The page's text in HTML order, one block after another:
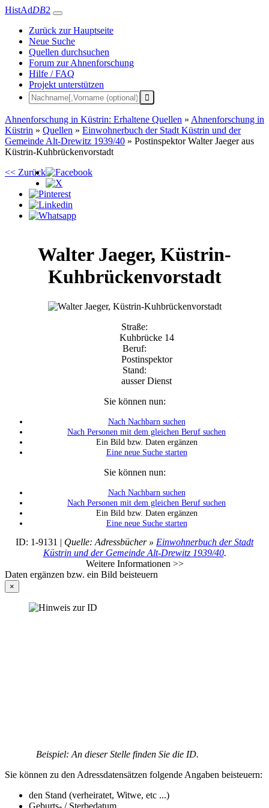
HistAdDB2
Zurück zur Hauptseite
Neue Suche
Quellen durchsuchen
Forum zur Ahnenforschung
Hilfe / FAQ
Projekt unterstützen
Ahnenforschung in Küstrin: Erhaltene Quellen » Ahnenforschung in
Küstrin » Quellen » Einwohnerbuch der Stadt Küstrin und der
Gemeinde Alt-Drewitz 1939/40 » Postinspektor Walter Jaeger aus
Küstrin-Kuhbrückenvorstadt
<< Zurück
Walter Jaeger, Küstrin-
Kuhbrückenvorstadt
Straße:
Kuhbrücke 14
Beruf:
Postinspektor
Stand:
ausser Dienst
Sie können nun:
Nach Nachbarn suchen
Nach Personen mit dem gleichen Beruf suchen
Ein Bild bzw. Daten ergänzen
Eine neue Suche starten
Sie können nun:
Nach Nachbarn suchen
Nach Personen mit dem gleichen Beruf suchen
Ein Bild bzw. Daten ergänzen
Eine neue Suche starten
ID: 1-9131 | Quelle: Adressbücher » Einwohnerbuch der Stadt
Küstrin und der Gemeinde Alt-Drewitz 1939/40.
Weitere Informationen >>
Daten ergänzen bzw. ein Bild beisteuern
×
Beispiel: An dieser Stelle finden Sie die ID.
Sie können zu den Adressdatensätzen folgende Angaben beisteuern:
den Stand (verheiratet, Witwe, etc ...)